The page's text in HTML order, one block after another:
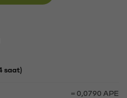
saat)
= 0,0790 APE